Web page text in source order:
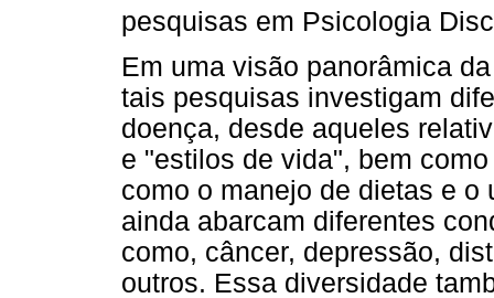
pesquisas em Psicologia
Em uma visão panorâmica
tais pesquisas investigam
doença, desde aqueles
e "estilos de vida", bem
como o manejo de dietas e
ainda abarcam diferentes
como, câncer, depressão,
outros. Essa diversidade